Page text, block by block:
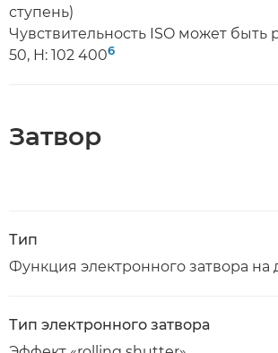
ступень)
Чувствительность ISO может быть
50, H: 102 4006
Затвор
Тип
Функция электронного затвора на
Тип электронного затвора